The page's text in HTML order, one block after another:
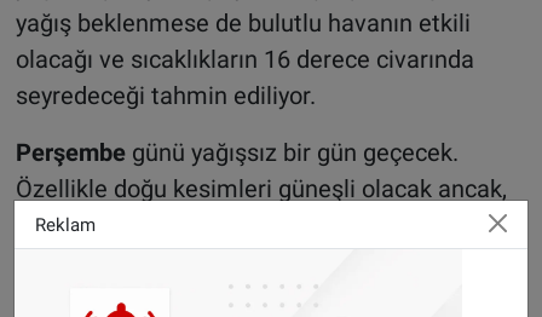
yağış beklenmese de bulutlu havanın etkili
olacağı ve sıcaklıkların 16 derece civarında
seyredeceği tahmin ediliyor.
Perşembe günü yağışsız bir gün geçecek.
Özellikle doğu kesimleri güneşli olacak ancak,
ilerleyen saatlerde batı bölgelerinde
bir gün geçirilecek. Sıcaklıklar kıyı kesimlerde
Reklam